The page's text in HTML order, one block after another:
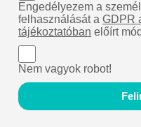
Engedélyezem a
felhasználását aGDPR
tájékoztatóban előírt
Nem vagyok robot!